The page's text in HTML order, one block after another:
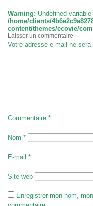
Warning: Undefined
/home/clients/
content/themes/ecovie/
Laisser un commentaire
Votre adresse e-mail ne sera
Commentaire *
Nom *
E-mail *
Site web
Enregistrer mon nom,